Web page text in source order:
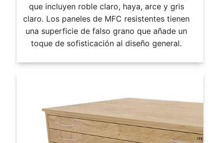
que incluyen roble claro, haya, arce y gris
claro. Los paneles de MFC resistentes tienen
una superficie de falso grano que añade un
toque de sofisticación al diseño general.